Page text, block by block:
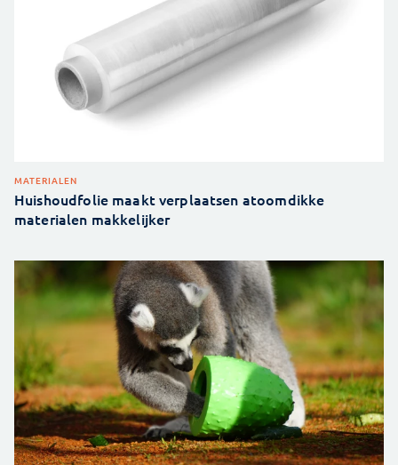
MATERIALEN
Huishoudfolie maakt verplaatsen atoomdikke
materialen makkelijker